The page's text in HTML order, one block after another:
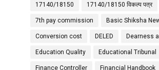
17140/18150 17140/18150 विकल्प पत्र
7th pay commission Basic Shiksha
Conversion cost DELED Dearness
Education Quality Educational Tribunal
Finance Controller Financial Handbook